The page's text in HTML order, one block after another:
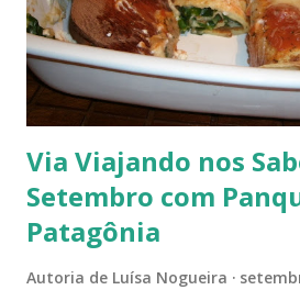
Via Viajando nos
Setembro com
Patagônia
Autoria de Luísa Nogueira